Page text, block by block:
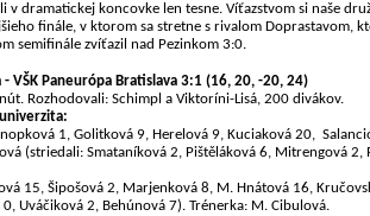
v dramatickej koncovke len tesne. Víťazstvom si naše
finále, v ktorom sa stretne s rivalom Doprastavom,
semifinále zvíťazil nad Pezinkom 3:0.
- VŠK Paneurópa Bratislava 3:1 (16, 20, -20, 24)
Rozhodovali: Schimpl a Viktoríni-Lisá, 200 divákov.
1, Golitková 9, Herelová 9, Kuciaková 20,
(striedali: Smataníková 2, Pištěláková 6, Mitrengová 2,
15, Šipošová 2, Marjenková 8, M. Hnátová 16,
0, Uváčiková 2, Behúnová 7). Trénerka: M. Cibulová.